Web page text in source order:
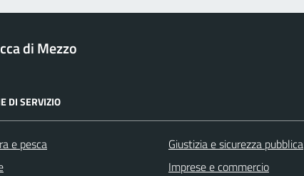
di Mezzo
DI SERVIZIO
e pesca
Giustizia e sicurezza pubblica
Imprese e commercio